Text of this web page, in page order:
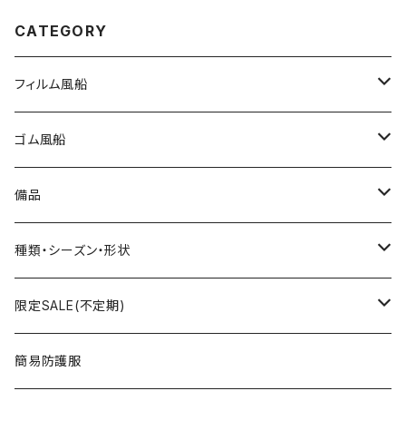
CATEGORY
フィルム風船
大きな風船
組立3Dバルーン
文字数字バルーン
おはなバルーン
ODDバルーン
ゴム風船
プリント有り
プリント無し
セット・キット商品
備品
備品
スティック
ポンプ
クリップ
種類・シーズン・形状
おえかき
どうぶつ
限定SALE(不定期)
フィルム風船
簡易防護服